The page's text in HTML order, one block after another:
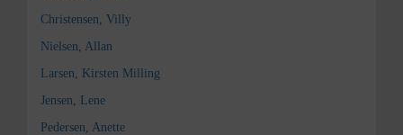
Christensen, Villy
Nielsen, Allan
Larsen, Kirsten Milling
Jensen, Lene
Pedersen, Anette